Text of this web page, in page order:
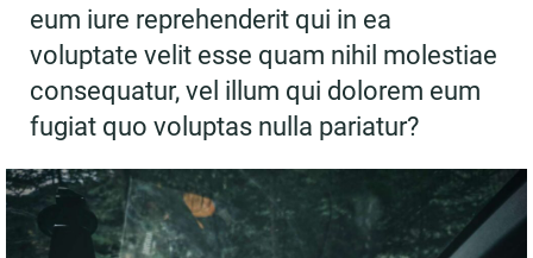
eum iure reprehenderit qui in ea
voluptate velit esse quam nihil molestiae
consequatur, vel illum qui dolorem eum
fugiat quo voluptas nulla pariatur?